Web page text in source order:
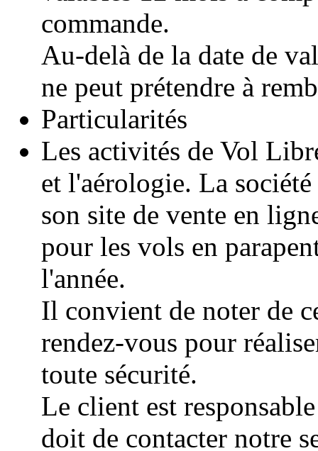
commande.
Au-delà de la date de
ne peut prétendre à
Particularités
Les activités de Vol
et l'aérologie. La société
son site de vente en
pour les vols en
l'année.
Il convient de noter de
rendez-vous pour
toute sécurité.
Le client est
doit de contacter notre